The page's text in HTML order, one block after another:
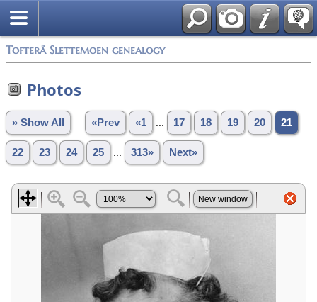
Tofterå Slettemoen genealogy
Photos
» Show All «Prev «1 17 18 19 20 21
22 23 24 25 313» Next»